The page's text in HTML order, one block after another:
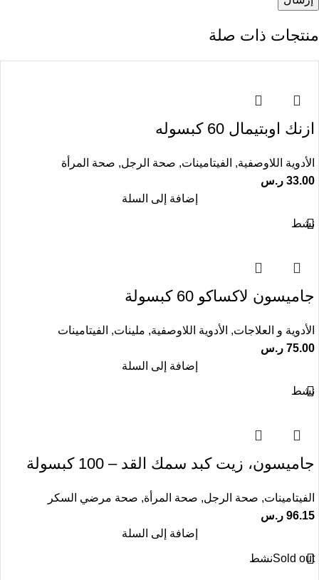
منتجات ذات صلة
ازنك اوبتيمال 60 كبسوله
الأدوية اللاوصفية, الفيتامينات, صحة الرجل, صحة المرأة
33.00 ر.س
إضافة إلى السلة
نشط
جاميسون لاكساكو 60 كبسولة
الأدوية و العلاجات, الأدوية اللاوصفية, ملينات, الفيتامينات
75.00 ر.س
إضافة إلى السلة
نشط
جاميسون، زيت كبد سمك القد – 100 كبسولة
الفيتامينات, صحة الرجل, صحة المرأة, صحة مرضي السكر
96.15 ر.س
إضافة إلى السلة
Sold outنشط